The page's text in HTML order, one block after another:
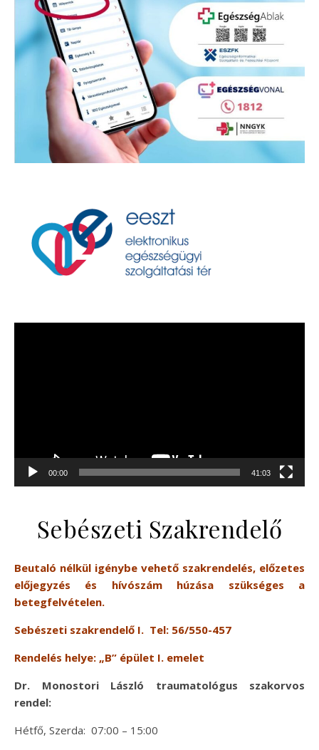
00:00 41:03
Sebészeti Szakrendelő
Beutaló nélkül igénybe vehető szakrendelés, előzetes
előjegyzés és hívószám húzása szükséges a
betegfelvételen.
Sebészeti szakrendelő I. Tel: 56/550-457
Rendelés helye: „B” épület I. emelet
Dr. Monostori László traumatológus szakorvos
rendel:
Hétfő, Szerda: 07:00 – 15:00